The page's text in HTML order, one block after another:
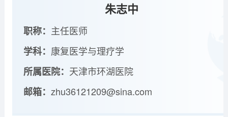
朱志中
职称： 主任医师
学科： 康复医学与理疗学
所属医院： 天津市环湖医院
邮箱：zhu36121209@sina.com